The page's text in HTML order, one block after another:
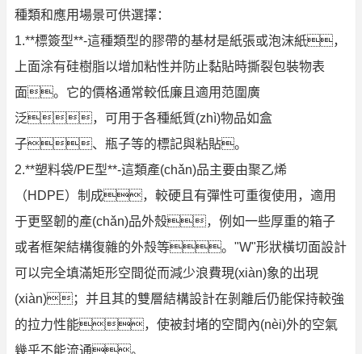
種類和應用場景可供選擇：
1.**標簽型**-這種類型的膠帶的基材是紙張或泡沫紙，
上面涂有硅樹脂以增加粘性并防止黏貼時撕裂包裝物表
面。它的價格通常較低廉且適用范圍廣
泛，可用于各種紙質(zhì)物品如盒
子、瓶子等的標記與粘貼。
2.**塑料袋/PE型**-這類產(chǎn)品主要由聚乙烯
（HDPE）制成，較硬且有彈性可重復使用，適用
于更堅韌的產(chǎn)品外殼，例如一些厚重的箱子
或者框架結構復雜的外殼等。"W"形狀橫切面設計
可以完全填滿矩形空間從而減少浪費現(xiàn)象的出現
(xiàn)；并且其的雙層結構設計在剝離后仍能保持較強
的拉力性能，使被封堵的空間內(nèi)外的空氣
幾乎不能流通。